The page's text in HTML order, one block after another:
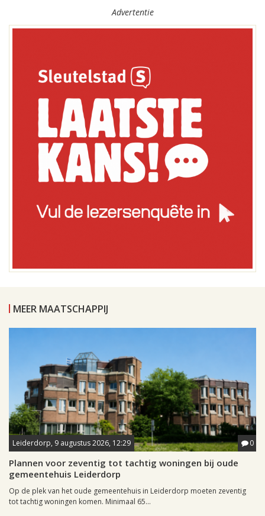
Advertentie
MEER MAATSCHAPPIJ
Leiderdorp, 9 augustus 2026, 12:29 0
Plannen voor zeventig tot tachtig woningen bij oude
gemeentehuis Leiderdorp
Op de plek van het oude gemeentehuis in Leiderdorp moeten zeventig
tot tachtig woningen komen. Minimaal 65...